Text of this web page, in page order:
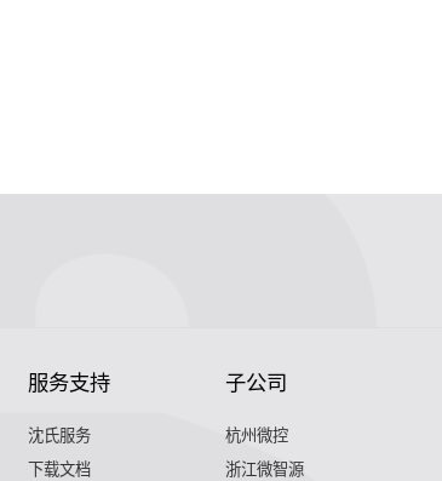
服务支持
沈氏服务
下载文档
子公司
杭州微控
浙江微智源